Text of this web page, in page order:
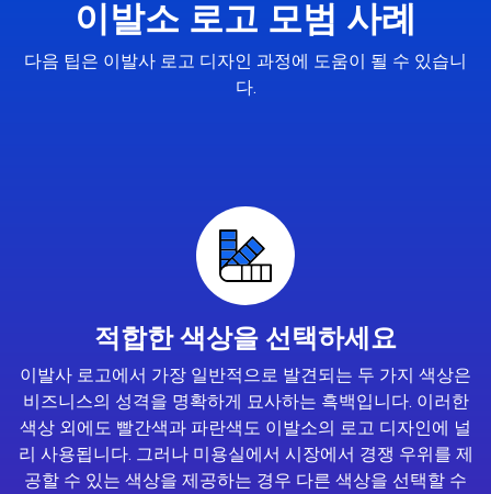
이발소 로고 모범 사례
다음 팁은 이발사 로고 디자인 과정에 도움이 될 수 있습니
다.
적합한 색상을 선택하세요
이발사 로고에서 가장 일반적으로 발견되는 두 가지 색상은
비즈니스의 성격을 명확하게 묘사하는 흑백입니다. 이러한
색상 외에도 빨간색과 파란색도 이발소의 로고 디자인에 널
리 사용됩니다. 그러나 미용실에서 시장에서 경쟁 우위를 제
공할 수 있는 색상을 제공하는 경우 다른 색상을 선택할 수